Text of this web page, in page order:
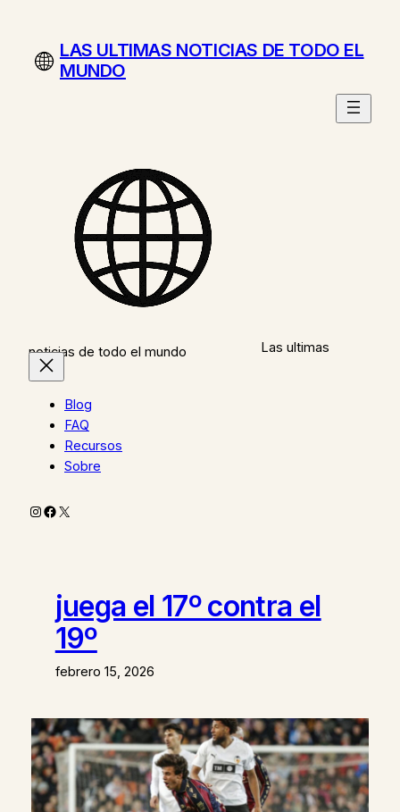
contenidoLAS ULTIMAS NOTICIAS DE TODO EL
MUNDO
Las ultimas
noticias de todo el mundo
Blog
FAQ
Recursos
Sobre
Instagram
Facebook
X
juega el 17º contra el
19º
febrero 15, 2026